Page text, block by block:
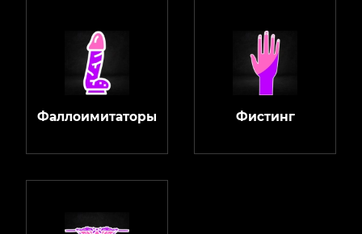
Фаллоимитаторы Фистинг